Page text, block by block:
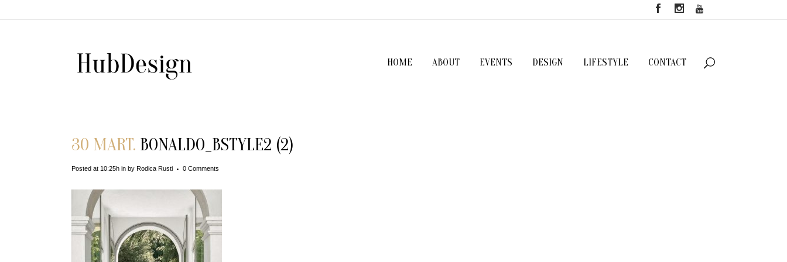
HOME ABOUT EVENTS DESIGN LIFESTYLE CONTACT
30 MART. BONALDO_BSTYLE2 (2)
Posted at 10:25h in by Rodica Rusti 0 Comments